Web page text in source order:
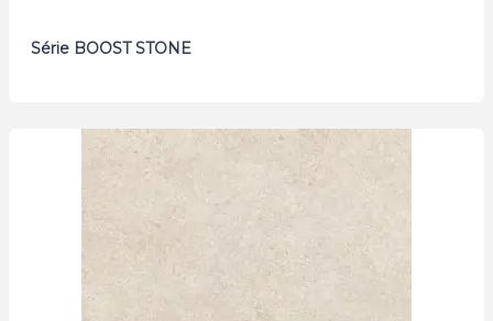
Série BOOST STONE